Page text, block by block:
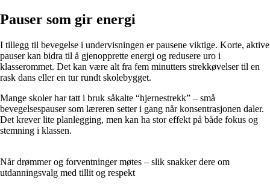
Pauser som gir energi
I tillegg til bevegelse i undervisningen er pausene viktige. Korte, aktive
pauser kan bidra til å gjenopprette energi og redusere uro i
klasserommet. Det kan være alt fra fem minutters strekkøvelser til en
rask dans eller en tur rundt skolebygget.
Mange skoler har tatt i bruk såkalte “hjernestrekk” – små
bevegelsespauser som læreren setter i gang når konsentrasjonen daler.
Det krever lite planlegging, men kan ha stor effekt på både fokus og
stemning i klassen.
Når drømmer og forventninger møtes – slik snakker dere om
utdanningsvalg med tillit og respekt